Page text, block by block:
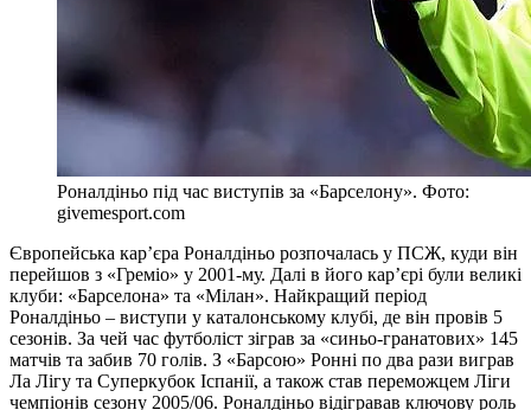
Роналдіньо під час виступів за «Барселону». Фото:
givemesport.com
Європейська кар’єра Роналдіньо розпочалась у ПСЖ, куди він
перейшов з «Греміо» у 2001-му. Далі в його кар’єрі були великі
клуби: «Барселона» та «Мілан». Найкращий період
Роналдіньо – виступи у каталонському клубі, де він провів 5
сезонів. За чей час футболіст зіграв за «синьо-гранатових» 145
матчів та забив 70 голів. З «Барсою» Ронні по два рази виграв
Ла Лігу та Суперкубок Іспанії, а також став переможцем Ліги
чемпіонів сезону 2005/06. Роналдіньо відігравав ключову роль